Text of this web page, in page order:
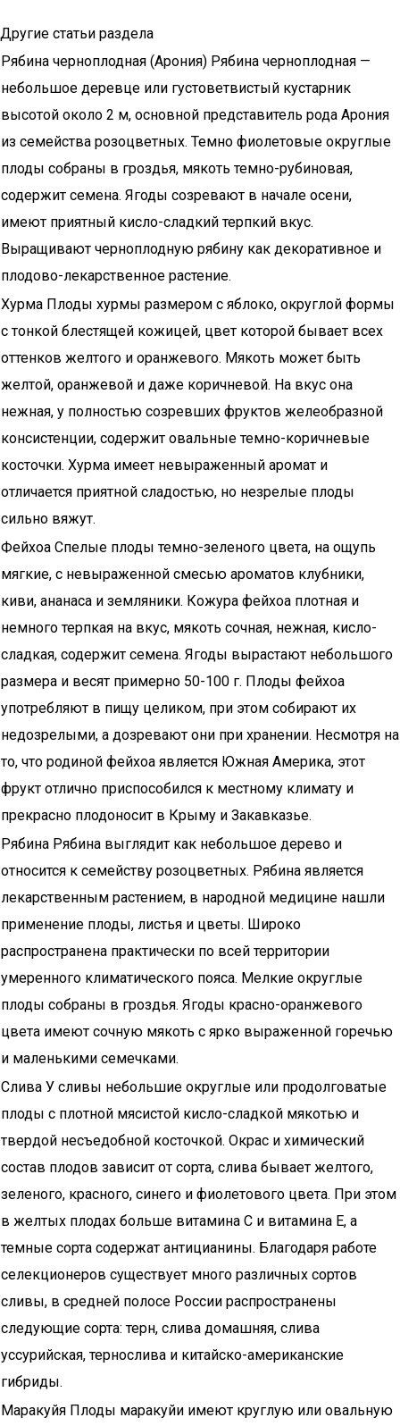
Другие статьи раздела
Рябина черноплодная (Арония) Рябина черноплодная —
небольшое деревце или густоветвистый кустарник
высотой около 2 м, основной представитель рода Арония
из семейства розоцветных. Темно фиолетовые округлые
плоды собраны в гроздья, мякоть темно-рубиновая,
содержит семена. Ягоды созревают в начале осени,
имеют приятный кисло-сладкий терпкий вкус.
Выращивают черноплодную рябину как декоративное и
плодово-лекарственное растение.
Хурма Плоды хурмы размером с яблоко, округлой формы
с тонкой блестящей кожицей, цвет которой бывает всех
оттенков желтого и оранжевого. Мякоть может быть
желтой, оранжевой и даже коричневой. На вкус она
нежная, у полностью созревших фруктов желеобразной
консистенции, содержит овальные темно-коричневые
косточки. Хурма имеет невыраженный аромат и
отличается приятной сладостью, но незрелые плоды
сильно вяжут.
Фейхоа Спелые плоды темно-зеленого цвета, на ощупь
мягкие, с невыраженной смесью ароматов клубники,
киви, ананаса и земляники. Кожура фейхоа плотная и
немного терпкая на вкус, мякоть сочная, нежная, кисло-
сладкая, содержит семена. Ягоды вырастают небольшого
размера и весят примерно 50-100 г. Плоды фейхоа
употребляют в пищу целиком, при этом собирают их
недозрелыми, а дозревают они при хранении. Несмотря на
то, что родиной фейхоа является Южная Америка, этот
фрукт отлично приспособился к местному климату и
прекрасно плодоносит в Крыму и Закавказье.
Рябина Рябина выглядит как небольшое дерево и
относится к семейству розоцветных. Рябина является
лекарственным растением, в народной медицине нашли
применение плоды, листья и цветы. Широко
распространена практически по всей территории
умеренного климатического пояса. Мелкие округлые
плоды собраны в гроздья. Ягоды красно-оранжевого
цвета имеют сочную мякоть с ярко выраженной горечью
и маленькими семечками.
Слива У сливы небольшие округлые или продолговатые
плоды с плотной мясистой кисло-сладкой мякотью и
твердой несъедобной косточкой. Окрас и химический
состав плодов зависит от сорта, слива бывает желтого,
зеленого, красного, синего и фиолетового цвета. При этом
в желтых плодах больше витамина С и витамина Е, а
темные сорта содержат антицианины. Благодаря работе
селекционеров существует много различных сортов
сливы, в средней полосе России распространены
следующие сорта: терн, слива домашняя, слива
уссурийская, тернослива и китайско-американские
гибриды.
Маракуйя Плоды маракуйи имеют круглую или овальную